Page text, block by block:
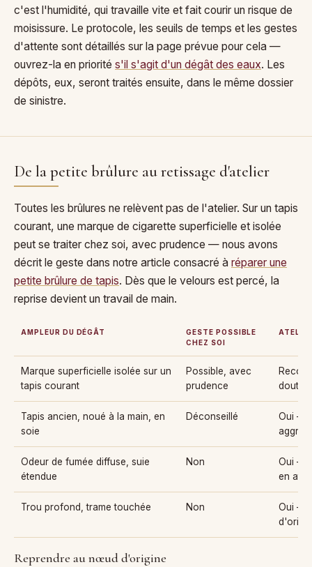
c'est l'humidité, qui travaille vite et fait courir un risque de
moisissure. Le protocole, les seuils de temps et les gestes
d'attente sont détaillés sur la page prévue pour cela —
ouvrez-la en priorité s'il s'agit d'un dégât des eaux. Les
dépôts, eux, seront traités ensuite, dans le même dossier
de sinistre.
De la petite brûlure au retissage d'atelier
Toutes les brûlures ne relèvent pas de l'atelier. Sur un tapis
courant, une marque de cigarette superficielle et isolée
peut se traiter chez soi, avec prudence — nous avons
décrit le geste dans notre article consacré à réparer une
petite brûlure de tapis. Dès que le velours est percé, la
reprise devient un travail de main.
AMPLEUR DU DÉGÂT
GESTE POSSIBLE
CHEZ SOI
Marque superficielle isolée sur un
tapis courant
Possible, avec
prudence
doute
Tapis ancien, noué à la main, en
soie
Déconseillé
Oui —
Odeur de fumée diffuse, suie
étendue
Non
Oui —
en
Trou profond, trame touchée Non
Oui —
Reprendre au nœud d'origine